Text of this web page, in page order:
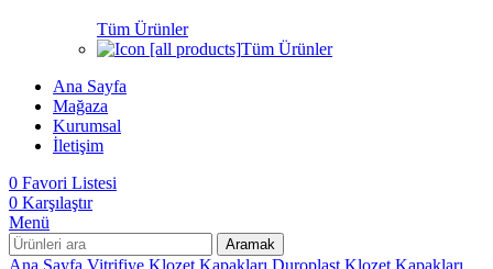
Tüm Ürünler
Tüm Ürünler
Ana Sayfa
Mağaza
Kurumsal
İletişim
0 Favori Listesi
0 Karşılaştır
Menü
Aramak
Ana Sayfa Vitrifiye Klozet Kapakları Duroplast Klozet Kapakları